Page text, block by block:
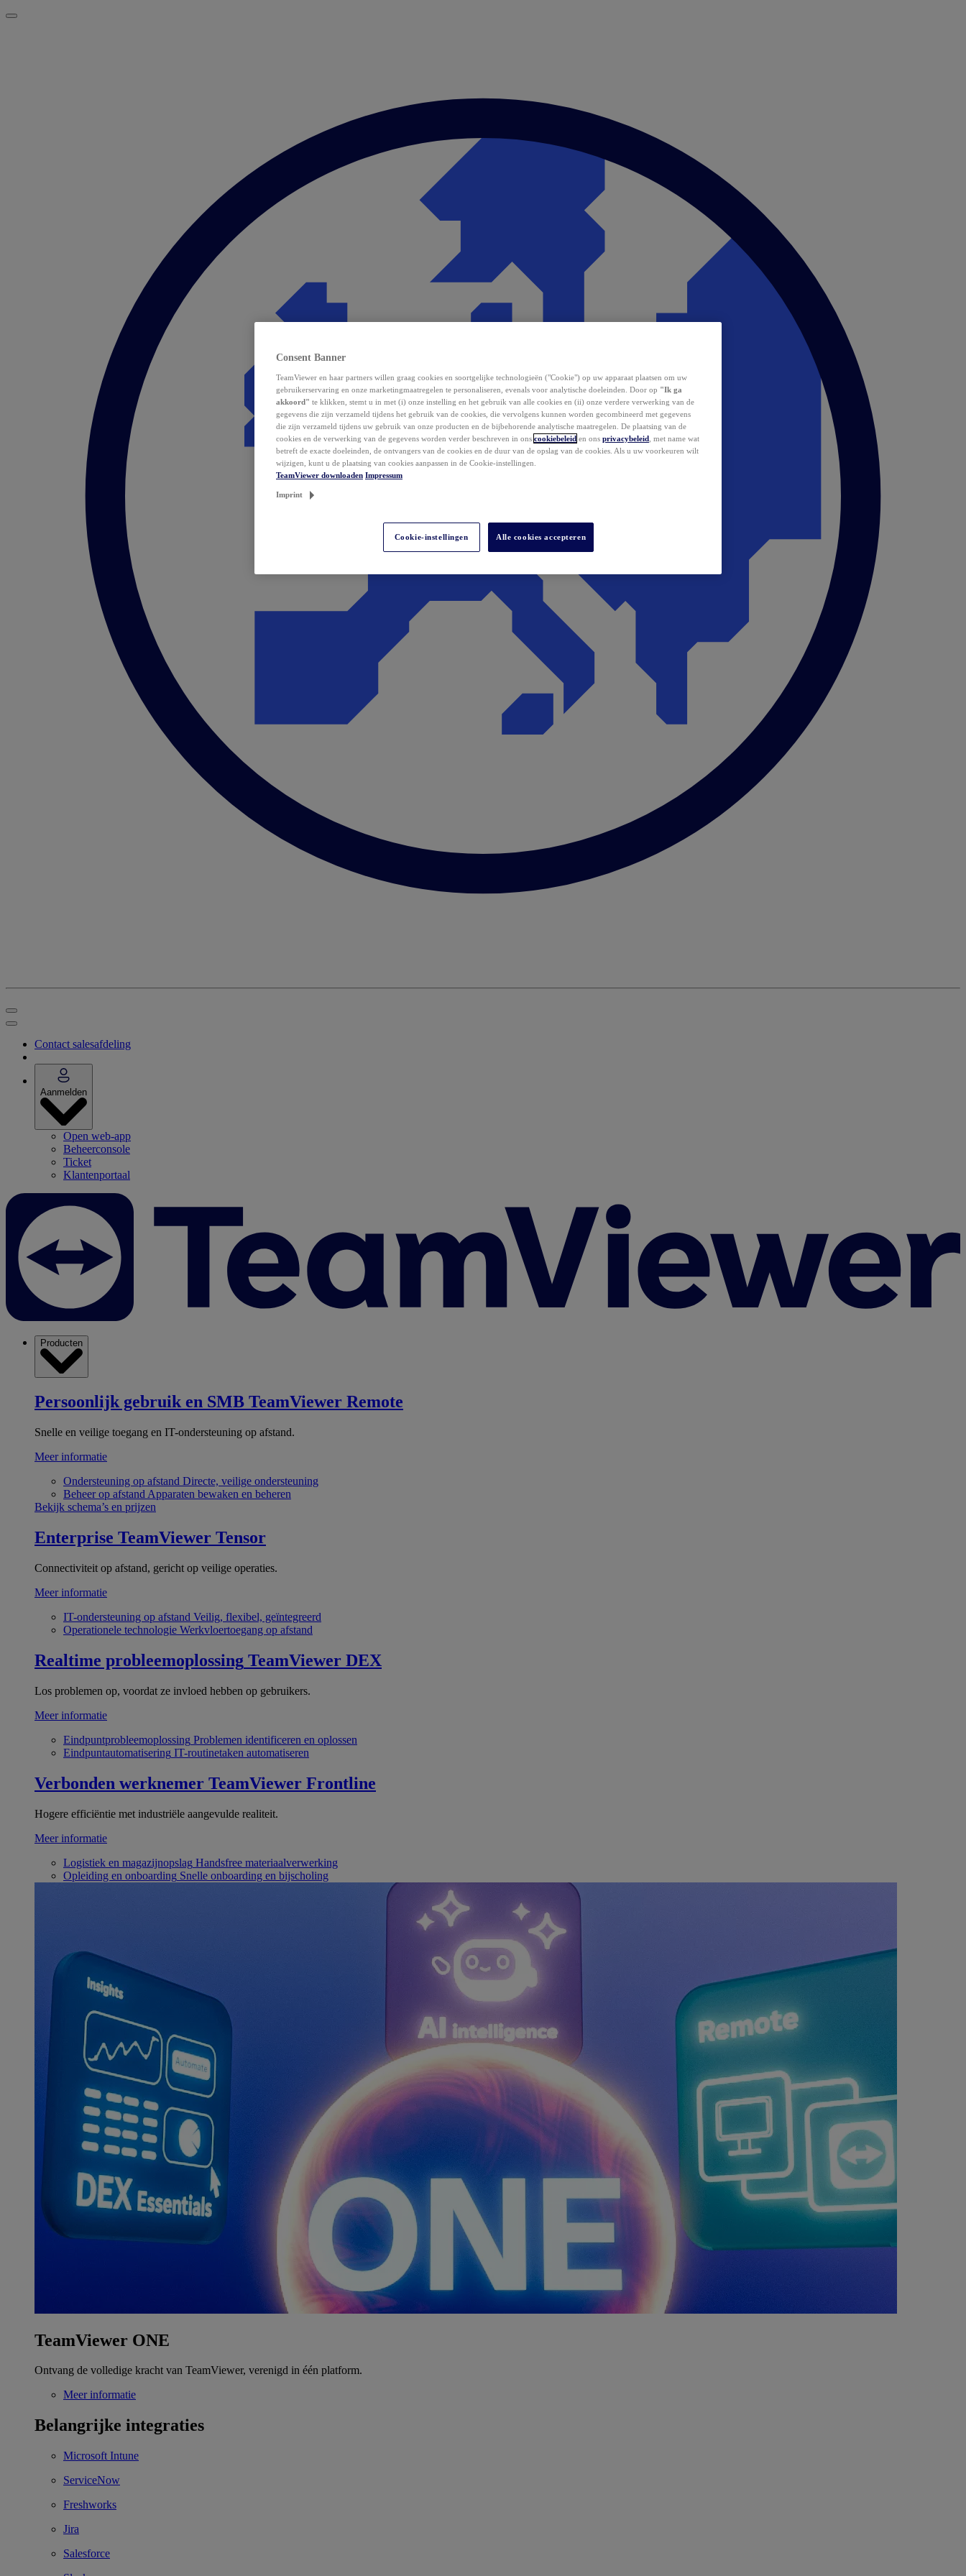
Contact salesafdeling
Aanmelden
Open web-app
Beheerconsole
Ticket
Klantenportaal
Producten
Persoonlijk gebruik en SMB TeamViewer Remote
Snelle en veilige toegang en IT-ondersteuning op afstand.
Meer informatie
Ondersteuning op afstand Directe, veilige ondersteuning
Beheer op afstand Apparaten bewaken en beheren
Bekijk schema’s en prijzen
Enterprise TeamViewer Tensor
Connectiviteit op afstand, gericht op veilige operaties.
Meer informatie
IT-ondersteuning op afstand Veilig, flexibel, geïntegreerd
Operationele technologie Werkvloertoegang op afstand
Realtime probleemoplossing TeamViewer DEX
Los problemen op, voordat ze invloed hebben op gebruikers.
Meer informatie
Eindpuntprobleemoplossing Problemen identificeren en oplossen
Eindpuntautomatisering IT-routinetaken automatiseren
Verbonden werknemer TeamViewer Frontline
Hogere efficiëntie met industriële aangevulde realiteit.
Meer informatie
Logistiek en magazijnopslag Handsfree materiaalverwerking
Opleiding en onboarding Snelle onboarding en bijscholing
TeamViewer ONE
Ontvang de volledige kracht van TeamViewer, verenigd in één platform.
Meer informatie
Belangrijke integraties
Microsoft Intune
ServiceNow
Freshworks
Jira
Salesforce
Consent Banner
TeamViewer en haar partners willen graag cookies en soortgelijke technologieën ("Cookie") op uw apparaat plaatsen om uw
gebruikerservaring en onze marketingmaatregelen te personaliseren, evenals voor analytische doeleinden. Door op "Ik ga
akkoord" te klikken, stemt u in met (i) onze instelling en het gebruik van alle cookies en (ii) onze verdere verwerking van de
gegevens die zijn verzameld tijdens het gebruik van de cookies, die vervolgens kunnen worden gecombineerd met gegevens
die zijn verzameld tijdens uw gebruik van onze producten en de bijbehorende analytische maatregelen. De plaatsing van de
cookies en de verwerking van de gegevens worden verder beschreven in ons cookiebeleid en ons privacybeleid , met name wat
betreft de exacte doeleinden, de ontvangers van de cookies en de duur van de opslag van de cookies. Als u uw voorkeuren wilt
wijzigen, kunt u de plaatsing van cookies aanpassen in de Cookie-instellingen.
TeamViewer downloaden Impressum
Imprint
Cookie-instellingen Alle cookies accepteren